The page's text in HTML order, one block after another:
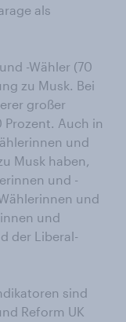
als
-Wähler (70
zu Musk. Bei
großer
Prozent. Auch in
und
Musk haben,
und -
und
und
der Liberal-
sind
Reform UK